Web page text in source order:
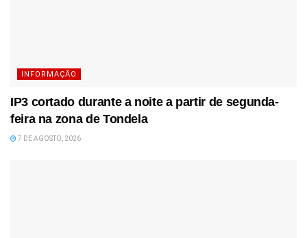
INFORMAÇÃO
IP3 cortado durante a noite a partir de segunda-
feira na zona de Tondela
7 DE AGOSTO, 2026